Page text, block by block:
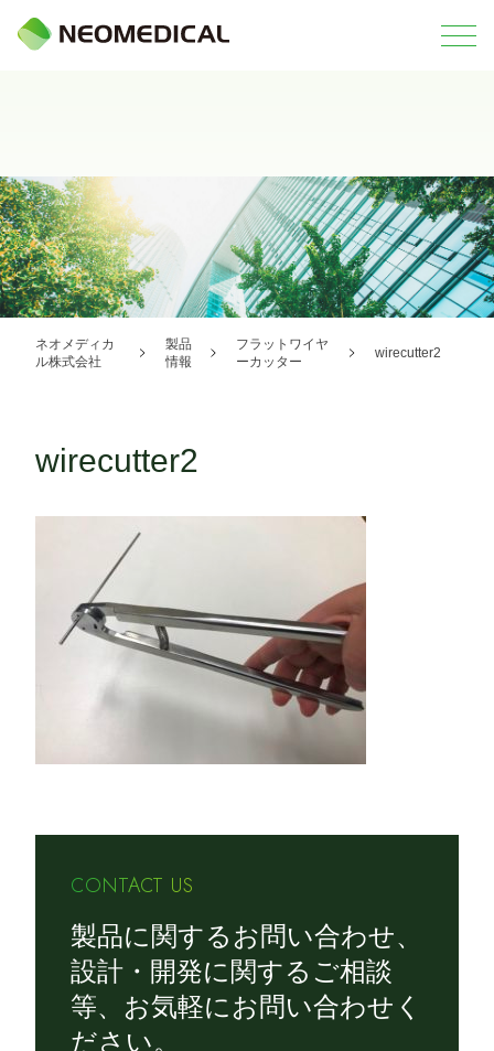
ネオメディカ
ル株式会社
製品
情報
フラットワイヤ
ーカッター
wirecutter2
wirecutter2
CONTACT US
製品に関するお問い合わせ、
設計・開発に関するご相談
等、お気軽にお問い合わせく
ださい。